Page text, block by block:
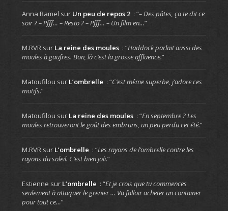
Anna Ramel sur Un peu de repos 2 : “– Des pâtes, ça te dit ce
soir ? – Pfff… – Resto ? – Pfff… – Un film en…”
M.RVRsur La reine des moules : “Haddock parlait aussi des
moules à gaufres. Bon, là c’est la grosse affluence.”
Matoufilou sur L’ombrelle : “C’est même superbe, j’adore ces
motifs.”
Matoufilou sur La reine des moules : “En septembre ? Les
moules retrouveront le goût des embruns, un peu perdu cet été.”
M.RVRsur L’ombrelle : “Les rayons de l’ombrelle contre les
rayons du soleil. C’est bien joli.”
Estienne sur L’ombrelle : “Et je crois que tu commences
seulement à attaquer le grenier … Va falloir acheter un container
pour tout ce…”